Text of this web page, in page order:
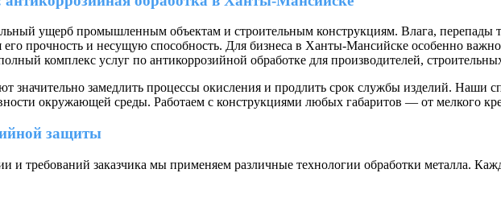
ущерб промышленным объектам и строительным конструкциям. Влага, перепады
прочность и несущую способность. Для бизнеса в Ханты-Мансийске особенно
комплекс услуг по антикоррозийной обработке для производителей,
значительно замедлить процессы окисления и продлить срок службы изделий. Наши
окружающей среды. Работаем с конструкциями любых габаритов — от мелкого
защиты
и требований заказчика мы применяем различные технологии обработки металла.